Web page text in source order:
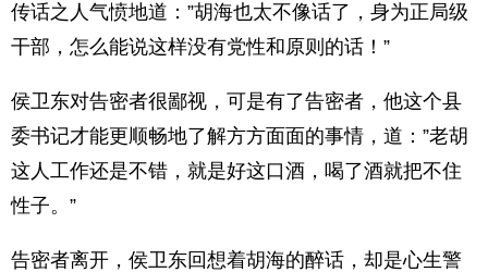
传话之人气愤地道：”胡海也太不像话了，身为正局级
干部，怎么能说这样没有党性和原则的话！”
侯卫东对告密者很鄙视，可是有了告密者，他这个县
委书记才能更顺畅地了解方方面面的事情，道：”老胡
这人工作还是不错，就是好这口酒，喝了酒就把不住
性子。”
告密者离开，侯卫东回想着胡海的醉话，却是心生警